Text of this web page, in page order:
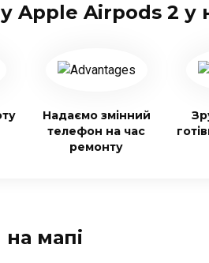
Apple Airpods 2 у
Надаємо змінний
телефон на час
ремонту
мапі